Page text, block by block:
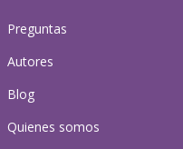
Preguntas
Autores
Blog
Quienes somos